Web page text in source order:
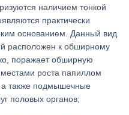
наличием тонкой
практически
основанием. Данный вид
расположен к обширному
поражает обширную
роста папиллом
также подмышечные
половых органов;